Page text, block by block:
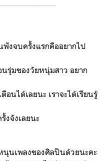
งจบครั้งแรกคืออยากไป
รุ่มของวัยหนุ่มสาว อยาก
นได้เลยนะ เราจะได้เรียนรู้
งจังเลยนะ
นเพลงของศิลปินด้วยนะคะ